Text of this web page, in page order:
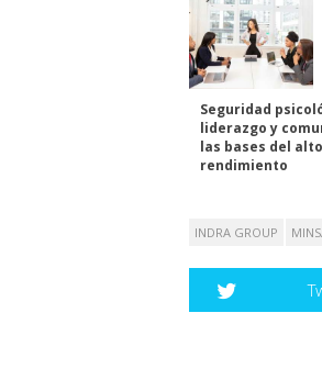
Seguridad
liderazgo y
las bases del alto
rendimiento
INDRA GROUP